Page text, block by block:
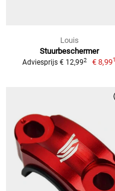
Louis
Stuurbeschermer
Adviesprijs € 12,992 € 8,991